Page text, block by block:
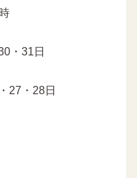
・31日
27・28日